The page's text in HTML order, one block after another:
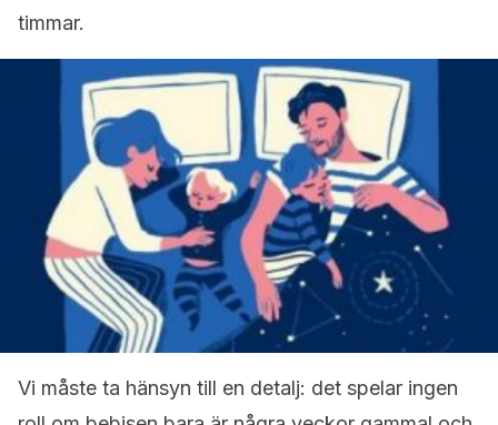
timmar.
Vi måste ta hänsyn till en detalj: det spelar ingen